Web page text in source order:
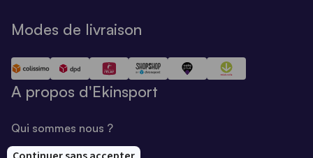
Modes de livraison
A propos d'Ekinsport
Qui sommes nous ?
Notre savoir-faire